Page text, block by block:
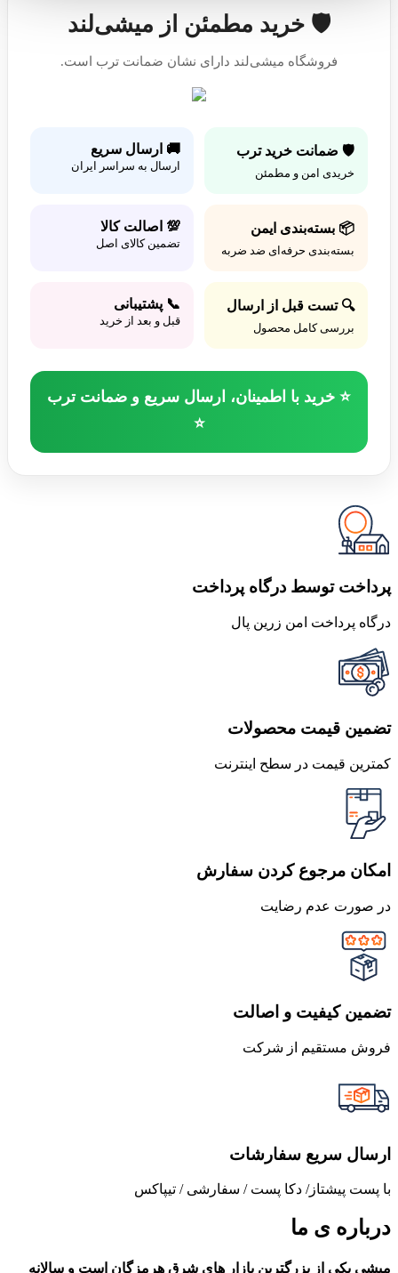
🛡️ خرید مطمئن از میشی‌لند
فروشگاه میشی‌لند دارای نشان ضمانت ترب است.
🛡️ ضمانت خرید ترب
خریدی امن و مطمئن
🚚 ارسال سریع
ارسال به سراسر ایران
📦 بسته‌بندی ایمن
بسته‌بندی حرفه‌ای ضد ضربه
💯 اصالت کالا
تضمین کالای اصل
🔍 تست قبل از ارسال
بررسی کامل محصول
📞 پشتیبانی
قبل و بعد از خرید
⭐ خرید با اطمینان، ارسال سریع و ضمانت ترب
⭐
پرداخت توسط درگاه پرداخت
درگاه پرداخت امن زرین پال
تضمین قیمت محصولات
کمترین قیمت در سطح اینترنت
امکان مرجوع کردن سفارش
در صورت عدم رضایت
تضمین کیفیت و اصالت
فروش مستقیم از شرکت
ارسال سریع سفارشات
با پست پیشتاز/ دکا پست / سفارشی / تیپاکس
درباره ی ما
میشی یکی از بزرگترین بازار های شرق هرمزگان است و سالانه